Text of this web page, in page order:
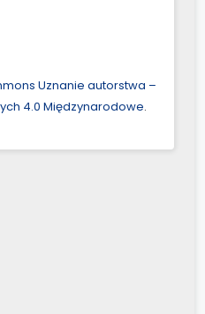
Uznanie autorstwa –
4.0 Międzynarodowe.